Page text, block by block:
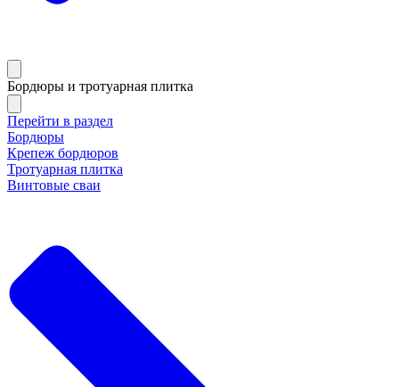
Бордюры и тротуарная плитка
Перейти в раздел
Бордюры
Крепеж бордюров
Тротуарная плитка
Винтовые сваи